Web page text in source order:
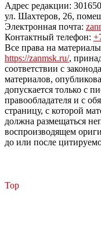
Адрес редакции:
ул. Шахтеров, 26,
Электронная почта:
Контактный телефон:
Все права на
https://zanmsk.ru/,
соответствии с
материалов,
допускается только с
правообладателя и с
страницу, с которой
должна размещаться
воспроизводящем
до или после
Top